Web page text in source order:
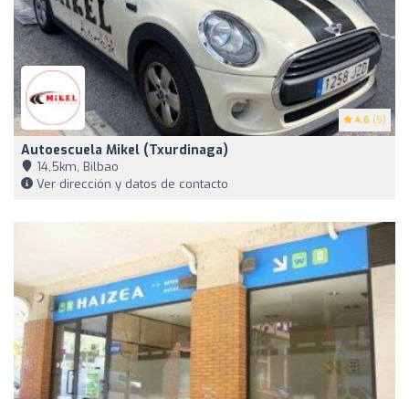
4.6 (9)
Autoescuela Mikel (Txurdinaga)
14,5km, Bilbao
Ver dirección y datos de contacto